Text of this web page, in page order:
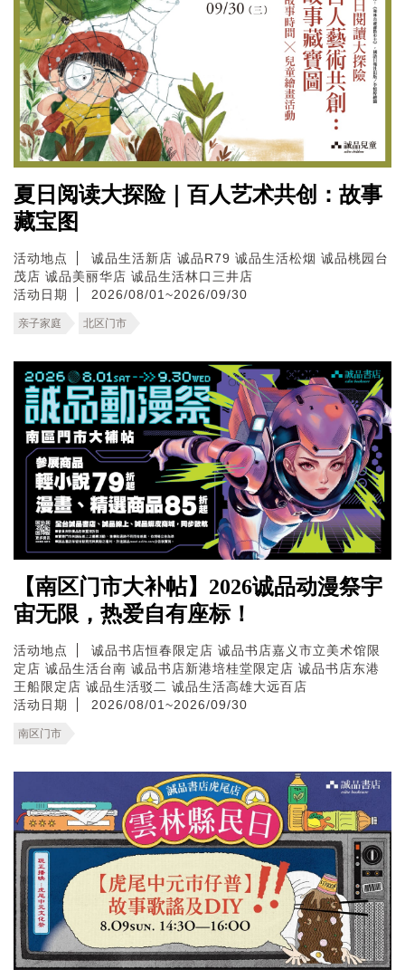
夏日阅读大探险｜百人艺术共创：故事
藏宝图
活动地点 诚品生活新店 诚品R79 诚品生活松烟 诚品桃园台
茂店 诚品美丽华店 诚品生活林口三井店
活动日期
2026/08/01~2026/09/30
亲子家庭 北区门市
【南区门市大补帖】2026诚品动漫祭宇
宙无限，热爱自有座标！
活动地点 诚品书店恒春限定店 诚品书店嘉义市立美术馆限
定店 诚品生活台南 诚品书店新港培桂堂限定店 诚品书店东港
王船限定店 诚品生活驳二 诚品生活高雄大远百店
活动日期
2026/08/01~2026/09/30
南区门市